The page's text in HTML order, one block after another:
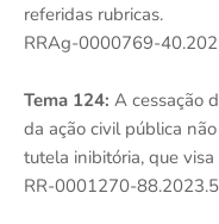
referidas rubricas.
RRAg-0000769-
Tema 124: A cessação
da ação civil pública
tutela inibitória, que
RR-0001270-